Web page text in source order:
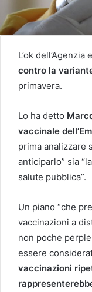
L’ok
contro la
primavera.
Lo ha detto
vaccinale
prima analizzare
anticiparlo” sia
salute pubblica”.
Un piano “che
vaccinazioni a
non poche
essere
vaccinazioni